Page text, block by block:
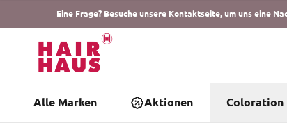
Eine Frage? Besuche unsere Kontaktseite, um uns eine
Alle Marken Aktionen Coloration